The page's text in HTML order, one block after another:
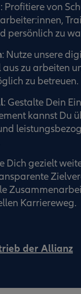
: Profitiere von
persönlich zu
: Nutze unsere
zu arbeiten
zu betreuen.
: Gestalte Dein
kannst Du
Dich gezielt
Karriereweg.
der Allianz